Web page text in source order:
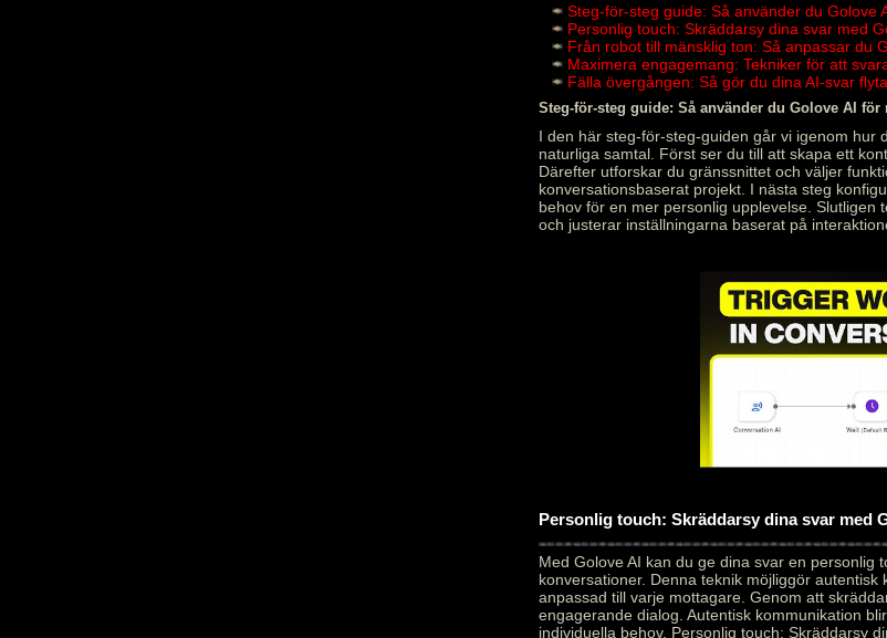
Steg-för-steg guide: Så använder du Golove
Personlig touch: Skräddarsy dina svar med
Från robot till mänsklig ton: Så anpassar du
Maximera engagemang: Tekniker för att
Fälla övergången: Så gör du dina AI-svar
Steg-för-steg guide: Så använder du Golove AI för
I den här steg-för-steg-guiden går vi igenom hur
naturliga samtal. Först ser du till att skapa ett
Därefter utforskar du gränssnittet och väljer
konversationsbaserat projekt. I nästa steg
behov för en mer personlig upplevelse. Slutligen
och justerar inställningarna baserat på
Personlig touch: Skräddarsy dina svar med
Med Golove AI kan du ge dina svar en personlig
konversationer. Denna teknik möjliggör
anpassad till varje mottagare. Genom att
engagerande dialog. Autentisk kommunikation
individuella behov. Personlig touch: Skräddarsy